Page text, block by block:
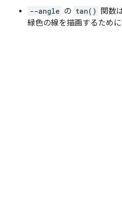
--angle の tan()
関数
緑色の線を描画するために